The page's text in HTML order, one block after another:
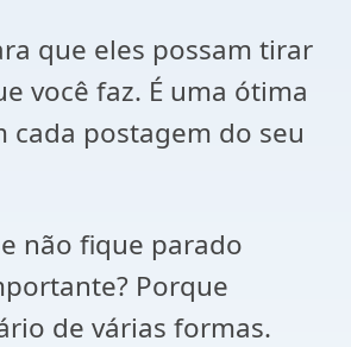
que eles possam tirar
você faz. É uma ótima
postagem do seu
não fique parado
Porque
de várias formas.